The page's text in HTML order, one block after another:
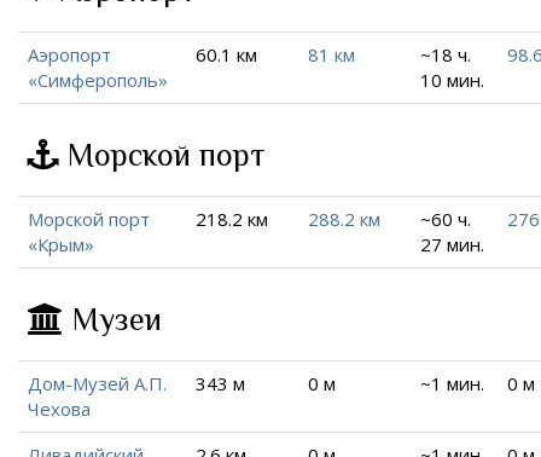
Аэропорт
«Симферополь»
60.1 км 81 км
~18 ч.
10 мин.
Морской порт
Морской порт
«Крым»
218.2 км 288.2 км
~60 ч.
27 мин.
Музеи
Дом-Музей А.П.
Чехова
343 м 0 м ~1 мин. 0 м